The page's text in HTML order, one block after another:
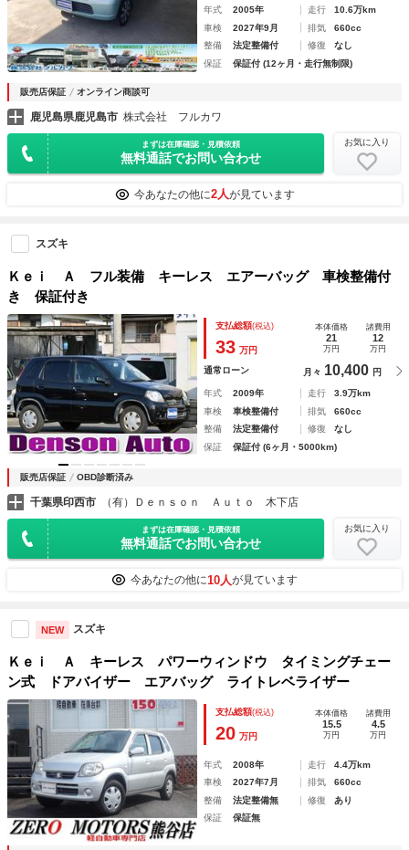
年式 2005年 走行
10.6万km
車検
2027年9月 排気
660cc
整備
法定整備付 修復
なし
保証
保証付 (12ヶ月・走行無制限)
販売店保証 オンライン商談可
鹿児島県鹿児島市 株式会社 フルカワ
まずは在庫確認・見積依頼
無料通話でお問い合わせ
お気に入り
今あなたの他に2人が見ています
スズキ
Ｋｅｉ Ａ フル装備 キーレス エアーバッグ 車検整備付
き 保証付き
支払総額(税込)
33 万円
本体価格
21
万円
諸費用
12
万円
通常ローン 月々 10,400 円
年式 2009年 走行
3.9万km
車検
車検整備付 排気
660cc
整備
法定整備付 修復
なし
保証
保証付 (6ヶ月・5000km)
販売店保証 OBD診断済み
千葉県印西市 （有）Ｄｅｎｓｏｎ Ａｕｔｏ 木下店
まずは在庫確認・見積依頼
無料通話でお問い合わせ
お気に入り
今あなたの他に10人が見ています
NEW スズキ
Ｋｅｉ Ａ キーレス パワーウィンドウ タイミングチェー
ン式 ドアバイザー エアバッグ ライトレベライザー
支払総額(税込)
20 万円
本体価格
15.5
万円
諸費用
4.5
万円
年式 2008年 走行
4.4万km
車検
2027年7月 排気
660cc
整備
法定整備無 修復
あり
保証
保証無